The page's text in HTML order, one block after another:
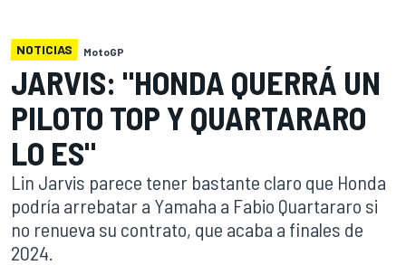
NOTICIAS MotoGP
JARVIS: "HONDA QUERRÁ UN
PILOTO TOP Y QUARTARARO
LO ES"
Lin Jarvis parece tener bastante claro que Honda
podría arrebatar a Yamaha a Fabio Quartararo si
no renueva su contrato, que acaba a finales de
2024.